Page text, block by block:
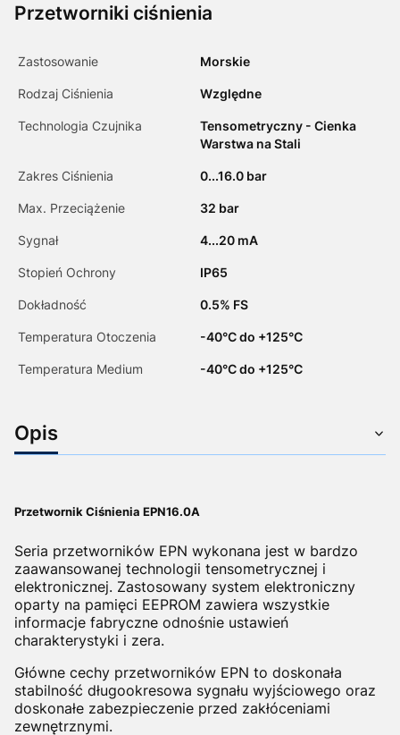
Przetworniki ciśnienia
Zastosowanie Morskie
Rodzaj Ciśnienia Względne
Technologia Czujnika
Tensometryczny - Cienka
Warstwa na Stali
Zakres Ciśnienia 0...16.0 bar
Max. Przeciążenie 32 bar
Sygnał 4...20 mA
Stopień Ochrony IP65
Dokładność 0.5% FS
Temperatura Otoczenia -40°C do +125°C
Temperatura Medium -40°C do +125°C
Opis
Przetwornik Ciśnienia EPN16.0A
Seria przetworników EPN wykonana jest w bardzo
zaawansowanej technologii tensometrycznej i
elektronicznej. Zastosowany system elektroniczny
oparty na pamięci EEPROM zawiera wszystkie
informacje fabryczne odnośnie ustawień
charakterystyki i zera.
Główne cechy przetworników EPN to doskonała
stabilność długookresowa sygnału wyjściowego oraz
doskonałe zabezpieczenie przed zakłóceniami
zewnętrznymi.